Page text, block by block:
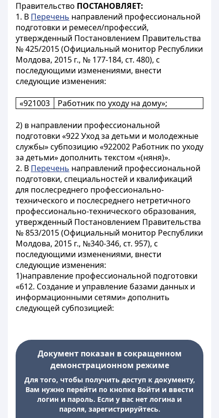
Правительство ПОСТАНОВЛЯЕТ:
1. В Перечень направлений профессиональной
подготовки и ремесел/профессий,
утвержденный Постановлением Правительства
№ 425/2015 (Официальный монитор Республики
Молдова, 2015 г., № 177-184, ст. 480), с
последующими изменениями, внести
следующие изменения:
«921003 Работник по уходу на дому»;
2) в направлении профессиональной
подготовки «922 Уход за детьми и молодежные
службы» субпозицию «922002 Работник по уходу
за детьми» дополнить текстом «(няня)».
2. В Перечень направлений профессиональной
подготовки, специальностей и квалификаций
для послесреднего профессионально-
технического и послесреднего нетретичного
профессионально-технического образования,
утвержденный Постановлением Правительства
№ 853/2015 (Официальный монитор Республики
Молдова, 2015 г., №340-346, ст. 957), с
последующими изменениями, внести
следующие изменения:
1)направление профессиональной подготовки
«612. Создание и управление базами данных и
информационными сетями» дополнить
следующей субпозицией:
Документ показан в сокращенном
демонстрационном режиме
Для того, чтобы получить доступ к документу,
Вам нужно перейти по кнопке Войти и ввести
логин и пароль. Если у вас нет логина и
пароля, зарегистрируйтесь.